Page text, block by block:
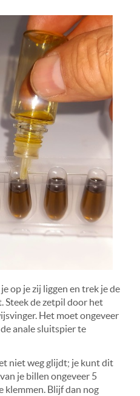
op je zij liggen en trek je de
Steek de zetpil door het
Het moet ongeveer
anale sluitspier te
niet weg glijdt; je kunt dit
je billen ongeveer 5
klemmen. Blijf dan nog